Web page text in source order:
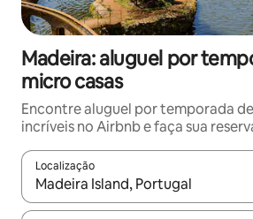
Madeira: aluguel por
micro casas
Encontre aluguel por temporada
incríveis no Airbnb e faça sua
Localização
Quando os resultados estiverem